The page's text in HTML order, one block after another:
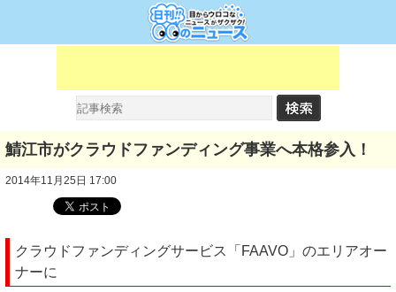
鯖江市がクラウドファンディング事業へ本格参入！
2014年11月25日 17:00
クラウドファンディングサービス「FAAVO」のエリアオー
ナーに